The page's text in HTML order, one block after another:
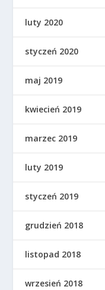
luty 2020
styczeń 2020
maj 2019
kwiecień 2019
marzec 2019
luty 2019
styczeń 2019
grudzień 2018
listopad 2018
wrzesień 2018